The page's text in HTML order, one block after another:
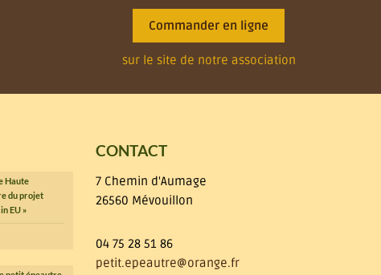
Commander en ligne
sur le site de notre association
Haute
du projet
EU »
CONTACT
7 Chemin d'Aumage
26560 Mévouillon
04 75 28 51 86
petit.epeautre@orange.fr